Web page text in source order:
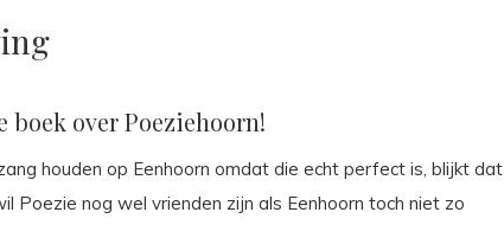
boek over Poeziehoorn!
houden op Eenhoorn omdat die echt perfect is, blijkt dat
Poezie nog wel vrienden zijn als Eenhoorn toch niet zo